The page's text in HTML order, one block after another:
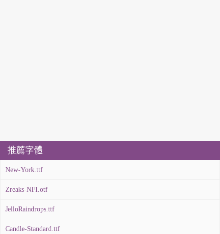
推薦字體
New-York.ttf
Zreaks-NFI.otf
JelloRaindrops.ttf
Candle-Standard.ttf